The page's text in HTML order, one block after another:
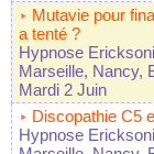
Mutavie pour
a tenté ?
Hypnose
Marseille, Nancy,
Mardi 2 Juin
Discopathie C5
Hypnose